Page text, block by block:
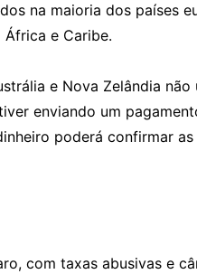
na maioria dos países
e Caribe.
e Nova Zelândia não
enviando um
poderá confirmar as
com taxas abusivas e